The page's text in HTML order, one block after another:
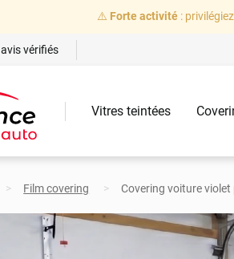
⚠️ Forte activité:
avis vérifiés
Vitres teintées
Film covering Covering voiture